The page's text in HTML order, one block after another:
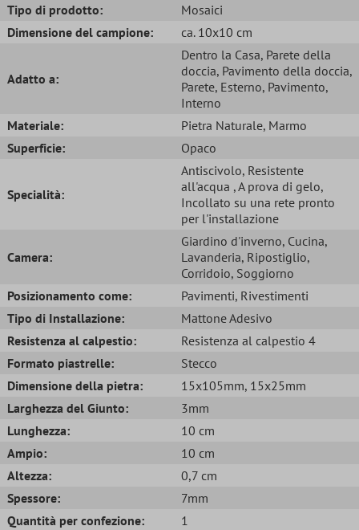
Tipo di prodotto:
Mosaici
Dimensione del campione:
ca. 10x10 cm
Adatto a:
Dentro la Casa, Parete della
doccia, Pavimento della doccia,
Parete, Esterno, Pavimento,
Interno
Materiale:
Pietra Naturale, Marmo
Superficie:
Opaco
Specialità:
Antiscivolo, Resistente
all'acqua , A prova di gelo,
Incollato su una rete pronto
per l'installazione
Camera:
Giardino d'inverno, Cucina,
Lavanderia, Ripostiglio,
Corridoio, Soggiorno
Posizionamento come:
Pavimenti, Rivestimenti
Tipo di Installazione:
Mattone Adesivo
Resistenza al calpestio:
Resistenza al calpestio 4
Formato piastrelle:
Stecco
Dimensione della pietra:
15x105mm, 15x25mm
Larghezza del Giunto:
3mm
Lunghezza:
10 cm
Ampio:
10 cm
Altezza:
0,7 cm
Spessore:
7mm
Quantità per confezione:
1